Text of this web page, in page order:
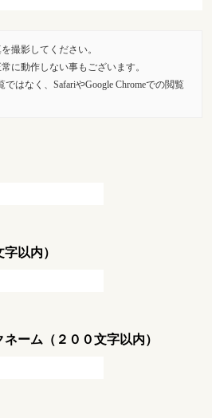
撮影してください。
に動作しない事もございます。
はなく、SafariやGoogle Chromeでの閲覧
以内）
ーム（２００文字以内）